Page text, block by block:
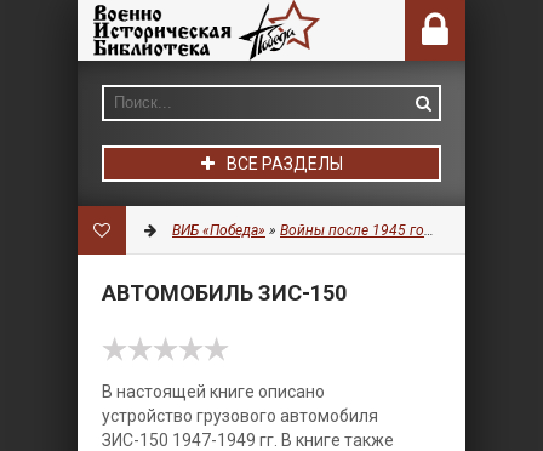
ВСЕ РАЗДЕЛЫ
ВИБ «Победа» » Войны после 1945 года
АВТОМОБИЛЬ ЗИС-150
В настоящей книге описано
устройство грузового автомобиля
ЗИС-150 1947-1949 гг. В книге также